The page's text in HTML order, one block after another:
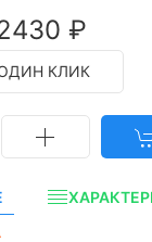
₽
КЛИК